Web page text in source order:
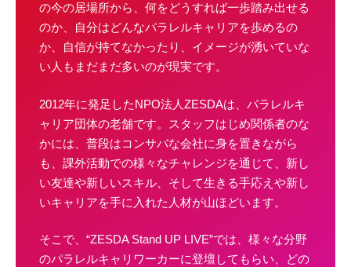
の今の居場所から、何をどうすれば一歩踏み出せる
のか、自分はどんなパラレルキャリアを歩めるの
か、自信が持てなかったり、イメージが湧いていな
い人もまだまだ多いのが現実です。
2012年に発足したNPO法人ZESDAは、パラレルキ
ャリア団体の老舗です。スタッフはじめ関係者のな
かには、普段はコンサバな会社に身を置きながら
も、課外活動での様々なチャレンジを通じて、新し
い友達や新しいスキル、そして生きる手応えや新し
いキャリアを手に入れた人材が山ほどいます。
そこで、“ZESDA Stand UP LIVE”では、様々な分野
のパラレルキャリワーカーに登壇してもらい、どの